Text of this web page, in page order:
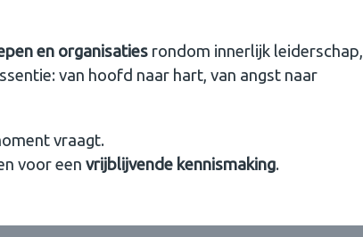
en organisaties rondom innerlijk leiderschap,
van hoofd naar hart, van angst naar
vraagt.
voor een vrijblijvende kennismaking.